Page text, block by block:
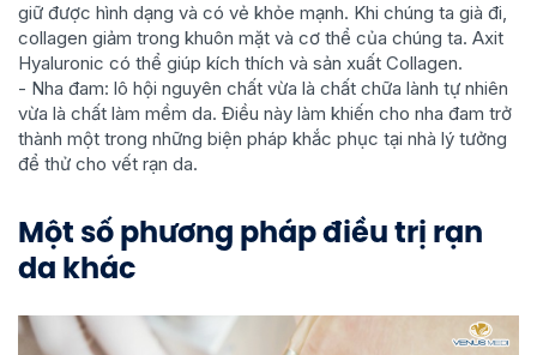
giữ được hình dạng và có vẻ khỏe mạnh. Khi chúng ta già đi,
collagen giảm trong khuôn mặt và cơ thể của chúng ta. Axit
Hyaluronic có thể giúp kích thích và sản xuất Collagen.
- Nha đam: lô hội nguyên chất vừa là chất chữa lành tự nhiên
vừa là chất làm mềm da. Điều này làm khiến cho nha đam trở
thành một trong những biện pháp khắc phục tại nhà lý tưởng
để thử cho vết rạn da.
Một số phương pháp điều trị rạn
da khác